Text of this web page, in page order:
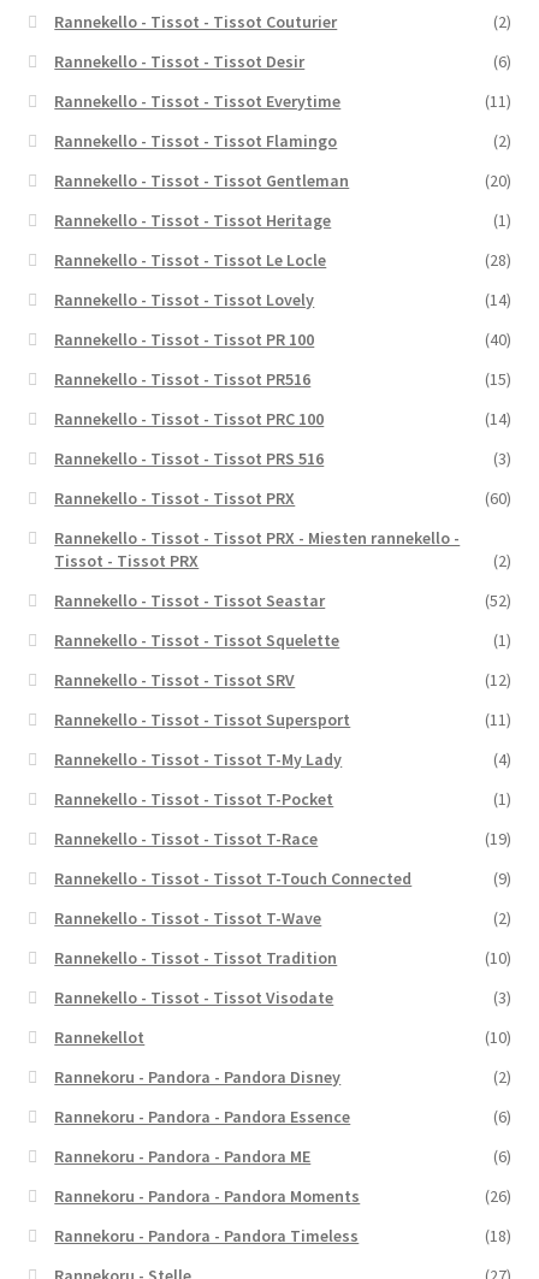
Rannekello - Tissot - Tissot Couturier
(2)
Rannekello - Tissot - Tissot Desir
(6)
Rannekello - Tissot - Tissot Everytime
(11)
Rannekello - Tissot - Tissot Flamingo
(2)
Rannekello - Tissot - Tissot Gentleman
(20)
Rannekello - Tissot - Tissot Heritage
(1)
Rannekello - Tissot - Tissot Le Locle
(28)
Rannekello - Tissot - Tissot Lovely
(14)
Rannekello - Tissot - Tissot PR 100
(40)
Rannekello - Tissot - Tissot PR516
(15)
Rannekello - Tissot - Tissot PRC 100
(14)
Rannekello - Tissot - Tissot PRS 516
(3)
Rannekello - Tissot - Tissot PRX
(60)
Rannekello - Tissot - Tissot PRX - Miesten rannekello -
Tissot - Tissot PRX
(2)
Rannekello - Tissot - Tissot Seastar
(52)
Rannekello - Tissot - Tissot Squelette
(1)
Rannekello - Tissot - Tissot SRV
(12)
Rannekello - Tissot - Tissot Supersport
(11)
Rannekello - Tissot - Tissot T-My Lady
(4)
Rannekello - Tissot - Tissot T-Pocket
(1)
Rannekello - Tissot - Tissot T-Race
(19)
Rannekello - Tissot - Tissot T-Touch Connected
(9)
Rannekello - Tissot - Tissot T-Wave
(2)
Rannekello - Tissot - Tissot Tradition
(10)
Rannekello - Tissot - Tissot Visodate
(3)
Rannekellot
(10)
Rannekoru - Pandora - Pandora Disney
(2)
Rannekoru - Pandora - Pandora Essence
(6)
Rannekoru - Pandora - Pandora ME
(6)
Rannekoru - Pandora - Pandora Moments
(26)
Rannekoru - Pandora - Pandora Timeless
(18)